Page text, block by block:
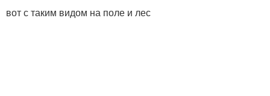
вот с таким видом на поле и лес